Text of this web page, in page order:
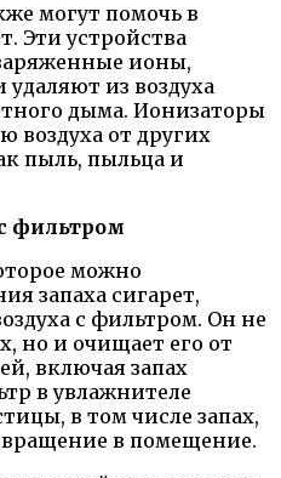
могут помочь в
Эти устройства
ионы,
из воздуха
дыма. Ионизаторы
воздуха от других
пыль, пыльца и
фильтром
можно
запаха сигарет,
с фильтром. Он не
но и очищает его от
включая запах
в увлажнителе
в том числе запах,
в помещение.